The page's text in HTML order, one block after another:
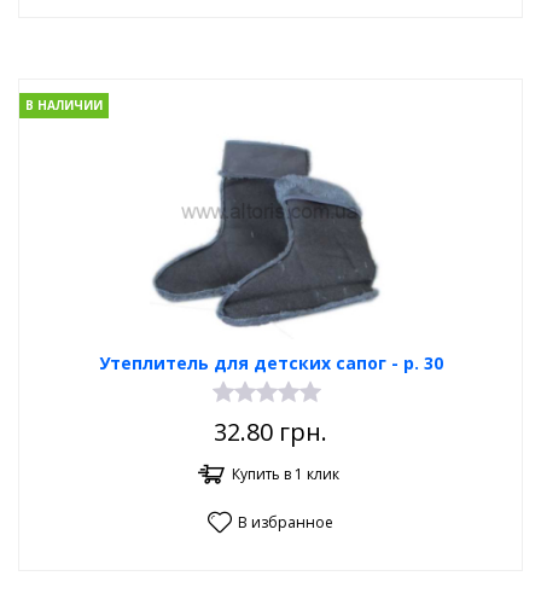
Утеплитель для детских сапог - р. 30
В НАЛИЧИИ
32.80 грн.
Купить в 1 клик
В избранное